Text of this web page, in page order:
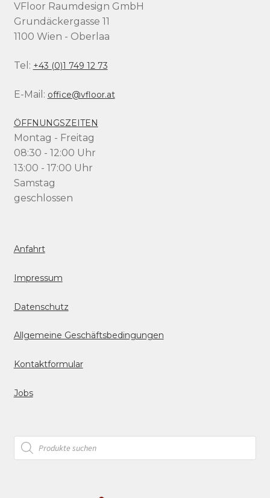
VFloor Raumdesign GmbH
Grundäckergasse 11
1100 Wien - Oberlaa
Tel: +43 (0)1 749 12 73
E-Mail: office@vfloor.at
ÖFFNUNGSZEITEN
Montag - Freitag
08:30 - 12:00 Uhr
13:00 - 17:00 Uhr
Samstag
geschlossen
Anfahrt
Impressum
Datenschutz
Allgemeine Geschäftsbedingungen
Kontaktformular
Jobs
Products
search